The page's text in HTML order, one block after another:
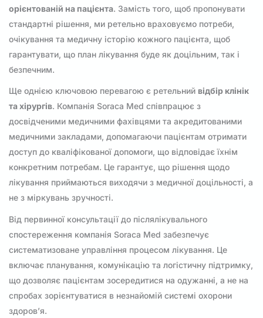
орієнтованій на пацієнта. Замість того, щоб пропонувати
стандартні рішення, ми ретельно враховуємо потреби,
очікування та медичну історію кожного пацієнта, щоб
гарантувати, що план лікування буде як доцільним, так і
безпечним.
Ще однією ключовою перевагою є ретельний відбір клінік
та хірургів. Компанія Soraca Med співпрацює з
досвідченими медичними фахівцями та акредитованими
медичними закладами, допомагаючи пацієнтам отримати
доступ до кваліфікованої допомоги, що відповідає їхнім
конкретним потребам. Це гарантує, що рішення щодо
лікування приймаються виходячи з медичної доцільності, а
не з міркувань зручності.
Від первинної консультації до післялікувального
спостереження компанія Soraca Med забезпечує
систематизоване управління процесом лікування. Це
включає планування, комунікацію та логістичну підтримку,
що дозволяє пацієнтам зосередитися на одужанні, а не на
спробах зорієнтуватися в незнайомій системі охорони
здоров’я.